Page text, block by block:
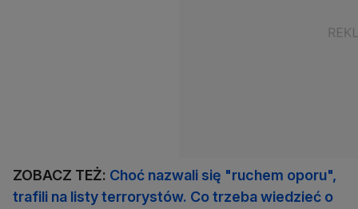
ZOBACZ TEŻ: Choć nazwali się "ruchem oporu",
trafili na listy terrorystów. Co trzeba wiedzieć o